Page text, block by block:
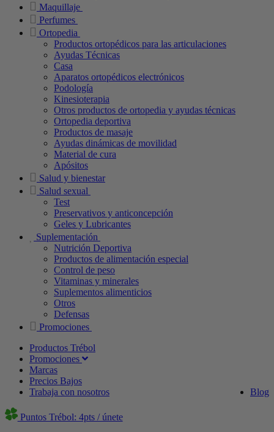
Maquillaje
Perfumes
Ortopedia
Productos ortopédicos para las articulaciones
Ayudas Técnicas
Casa
Aparatos ortopédicos electrónicos
Podología
Kinesioterapia
Otros productos de ortopedia y ayudas técnicas
Ortopedia deportiva
Productos de masaje
Ayudas dinámicas de movilidad
Material de cura
Apósitos
Salud y bienestar
Salud sexual
Test
Preservativos y anticoncepción
Geles y Lubricantes
Suplementación
Nutrición Deportiva
Productos de alimentación especial
Control de peso
Vitaminas y minerales
Suplementos alimenticios
Otros
Defensas
Promociones
Productos Trébol
Promociones
Marcas
Precios Bajos
Blog
Trabaja con nosotros
Puntos Trébol: 4pts / únete